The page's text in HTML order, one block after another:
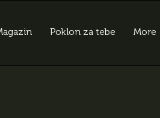
Poklon za tebe More